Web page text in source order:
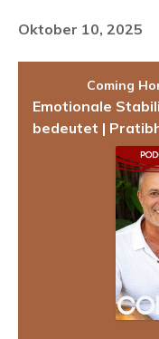
Oktober 10, 2025